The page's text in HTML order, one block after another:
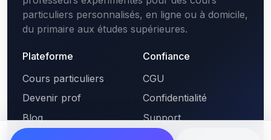
particuliers personnalisés, en ligne ou à domicile,
du primaire aux études supérieures.
Plateforme
Cours particuliers
Devenir prof
Blog
Confiance
CGU
Confidentialité
Support